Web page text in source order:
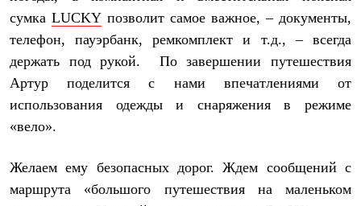
Перчатки и рукавицы
Перчатки
Рукавицы
Носки
Полезные аксессуары
Брелки
Ремни
Шевроны
Уход за одеждой
Коллекции
сумка LUCKY позволит самое важное, – документы,
телефон, пауэрбанк, ремкомплект и т.д., – всегда
держать под рукой. По завершении путешествия
Артур поделится с нами впечатлениями от
использования одежды и снаряжения в режиме
«вело».
Желаем ему безопасных дорог. Ждем сообщений с
маршрута «большого путешествия на маленьком